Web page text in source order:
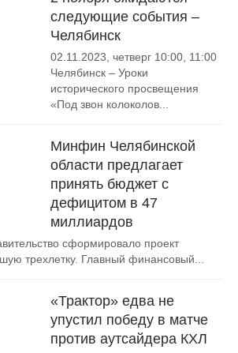
следующие события –
Челябинск
02.11.2023, четверг 10:00, 11:00
Челябинск – Уроки
исторического просвещения
«Под звон колоколов...
Минфин Челябинской
области предлагает
принять бюджет с
дефицитом в 47
миллиардов
сформировало проект
трехлетку. Главный финансовый...
«Трактор» едва не
упустил победу в матче
против аутсайдера КХЛ